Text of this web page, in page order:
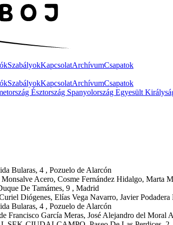
SzabályokKapcsolatArchívumCsapatok
SzabályokKapcsolatArchívumCsapatok
Észtország Spanyolország Egyesült
Bularas, 4 , Pozuelo de Alarcón
Acero, Cosme Fernández Hidalgo, Marta
De Tamámes, 9 , Madrid
Diógenes, Elías Vega Navarro, Javier
Bularas, 4 , Pozuelo de Alarcón
Francisco García Meras, José Alejandro del Moral